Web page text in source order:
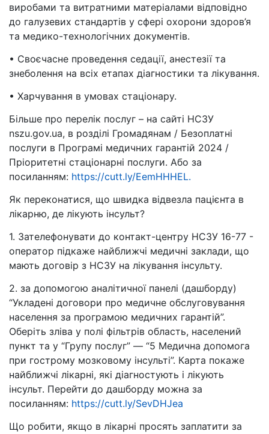
виробами та витратними матеріалами відповідно
до галузевих стандартів у сфері охорони здоров’я
та медико-технологічних документів.
• Своєчасне проведення седації, анестезії та
знеболення на всіх етапах діагностики та лікування.
• Харчування в умовах стаціонару.
Більше про перелік послуг – на сайті НСЗУ
nszu.gov.ua, в розділі Громадянам / Безоплатні
послуги в Програмі медичних гарантій 2024 /
Пріоритетні стаціонарні послуги. Або за
посиланням: https://cutt.ly/EemHHHEL.
Як переконатися, що швидка відвезла пацієнта в
лікарню, де лікують інсульт?
1. Зателефонувати до контакт-центру НСЗУ 16-77 -
оператор підкаже найближчі медичні заклади, що
мають договір з НСЗУ на лікування інсульту.
2. за допомогою аналітичної панелі (дашборду)
“Укладені договори про медичне обслуговування
населення за програмою медичних гарантій”.
Оберіть зліва у полі фільтрів область, населений
пункт та у “Групу послуг” — “5 Медична допомога
при гострому мозковому інсульті”. Карта покаже
найближчі лікарні, які діагностують і лікують
інсульт. Перейти до дашборду можна за
посиланням: https://cutt.ly/SevDHJea
Що робити, якщо в лікарні просять заплатити за